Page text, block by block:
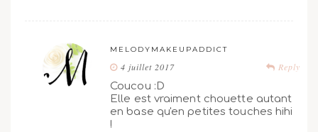
MELODYMAKEUPADDICT
Reply
4 juillet 2017
Coucou :D
Elle est vraiment chouette autant
en base qu'en petites touches hihi
!